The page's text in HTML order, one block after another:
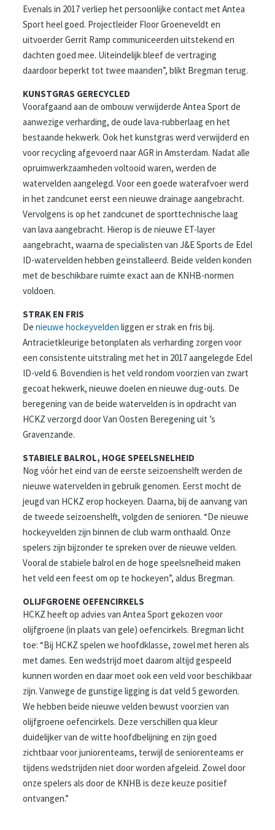
Evenals in 2017 verliep het persoonlijke contact met Antea
Sport heel goed. Projectleider Floor Groeneveldt en
uitvoerder Gerrit Ramp communiceerden uitstekend en
dachten goed mee. Uiteindelijk bleef de vertraging
daardoor beperkt tot twee maanden”, blikt Bregman terug.
KUNSTGRAS GERECYCLED
Voorafgaand aan de ombouw verwijderde Antea Sport de
aanwezige verharding, de oude lava-rubberlaag en het
bestaande hekwerk. Ook het kunstgras werd verwijderd en
voor recycling afgevoerd naar AGR in Amsterdam. Nadat alle
opruimwerkzaamheden voltooid waren, werden de
watervelden aangelegd. Voor een goede waterafvoer werd
in het zandcunet eerst een nieuwe drainage aangebracht.
Vervolgens is op het zandcunet de sporttechnische laag
van lava aangebracht. Hierop is de nieuwe ET-layer
aangebracht, waarna de specialisten van J&E Sports de Edel
ID-watervelden hebben geïnstalleerd. Beide velden konden
met de beschikbare ruimte exact aan de KNHB-normen
voldoen.
STRAK EN FRIS
De nieuwe hockeyvelden liggen er strak en fris bij.
Antracietkleurige betonplaten als verharding zorgen voor
een consistente uitstraling met het in 2017 aangelegde Edel
ID-veld 6. Bovendien is het veld rondom voorzien van zwart
gecoat hekwerk, nieuwe doelen en nieuwe dug-outs. De
beregening van de beide watervelden is in opdracht van
HCKZ verzorgd door Van Oosten Beregening uit ’s
Gravenzande.
STABIELE BALROL, HOGE SPEELSNELHEID
Nog vóór het eind van de eerste seizoenshelft werden de
nieuwe watervelden in gebruik genomen. Eerst mocht de
jeugd van HCKZ erop hockeyen. Daarna, bij de aanvang van
de tweede seizoenshelft, volgden de senioren. “De nieuwe
hockeyvelden zijn binnen de club warm onthaald. Onze
spelers zijn bijzonder te spreken over de nieuwe velden.
Vooral de stabiele balrol en de hoge speelsnelheid maken
het veld een feest om op te hockeyen”, aldus Bregman.
OLIJFGROENE OEFENCIRKELS
HCKZ heeft op advies van Antea Sport gekozen voor
olijfgroene (in plaats van gele) oefencirkels. Bregman licht
toe: “Bij HCKZ spelen we hoofdklasse, zowel met heren als
met dames. Een wedstrijd moet daarom altijd gespeeld
kunnen worden en daar moet ook een veld voor beschikbaar
zijn. Vanwege de gunstige ligging is dat veld 5 geworden.
We hebben beide nieuwe velden bewust voorzien van
olijfgroene oefencirkels. Deze verschillen qua kleur
duidelijker van de witte hoofdbelijning en zijn goed
zichtbaar voor juniorenteams, terwijl de seniorenteams er
tijdens wedstrijden niet door worden afgeleid. Zowel door
onze spelers als door de KNHB is deze keuze positief
ontvangen.”